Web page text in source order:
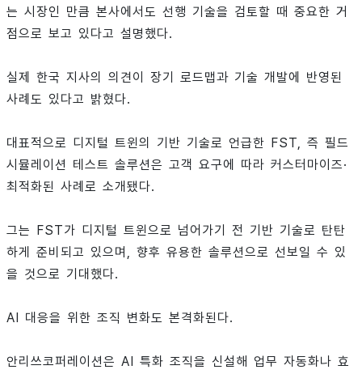
는 시장인 만큼 본사에서도 선행 기술을 검토할 때 중요한 거
점으로 보고 있다고 설명했다.
실제 한국 지사의 의견이 장기 로드맵과 기술 개발에 반영된
사례도 있다고 밝혔다.
대표적으로 디지털 트윈의 기반 기술로 언급한 FST, 즉 필드
시뮬레이션 테스트 솔루션은 고객 요구에 따라 커스터마이즈·
최적화된 사례로 소개됐다.
그는 FST가 디지털 트윈으로 넘어가기 전 기반 기술로 탄탄
하게 준비되고 있으며, 향후 유용한 솔루션으로 선보일 수 있
을 것으로 기대했다.
AI 대응을 위한 조직 변화도 본격화된다.
안리쓰코퍼레이션은 AI 특화 조직을 신설해 업무 자동화나 효